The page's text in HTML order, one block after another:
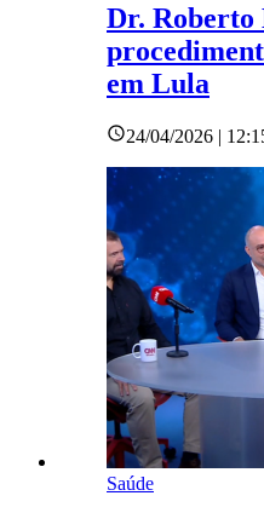
Dr.
em Lula
24/04/2026 |
Saúde